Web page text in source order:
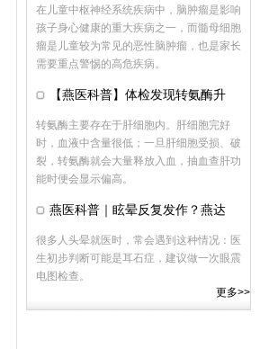
在儿童中枢神经系统疾病中，脑肿瘤是影响
孩子身心健康的重大疾病之一，而髓母细胞
瘤是儿童较为常见的恶性脑肿瘤，也是家长
需要重点警惕的高危疾病。
【燕医科普】体检发现转氨酶升
转氨酶主要存在于肝细胞内。肝细胞完好
时，血液中含量很低；一旦肝细胞受损、破
裂，转氨酶就会大量释放入血，抽血查肝功
能时便会显示偏高。
燕医科普｜眩晕反复发作？燕达
很多人头晕就医时，常会遇到这种情况：医
生初步判断可能是耳石症，建议做一次眼震
电图检查。
更多>>